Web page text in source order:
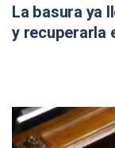
La basura ya
y recuperarla